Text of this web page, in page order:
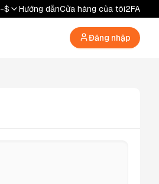
-$ Hướng dẫnCửa hàng của tôi2FA
Đăng nhập